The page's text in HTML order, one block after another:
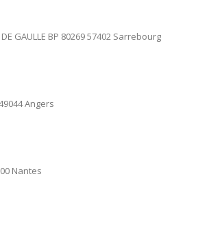
GAULLE BP 80269 57402 Sarrebourg
Angers
Nantes